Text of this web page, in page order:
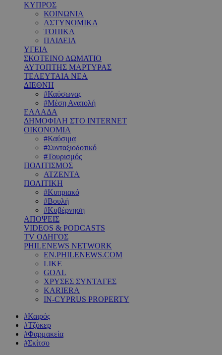
ΚΥΠΡΟΣ
ΚΟΙΝΩΝΙΑ
ΑΣΤΥΝΟΜΙΚΑ
ΤΟΠΙΚΑ
ΠΑΙΔΕΙΑ
ΥΓΕΙΑ
ΣΚΟΤΕΙΝΟ ΔΩΜΑΤΙΟ
ΑΥΤΟΠΤΗΣ ΜΑΡΤΥΡΑΣ
ΤΕΛΕΥΤΑΙΑ ΝΕΑ
ΔΙΕΘΝΗ
#Καύσωνας
#Μέση Ανατολή
ΕΛΛΑΔΑ
ΔΗΜΟΦΙΛΗ ΣΤΟ INTERNET
ΟΙΚΟΝΟΜΙΑ
#Καύσιμα
#Συνταξιοδοτικό
#Τουρισμός
ΠΟΛΙΤΙΣΜΟΣ
ΑΤΖΕΝΤΑ
ΠΟΛΙΤΙΚΗ
#Κυπριακό
#Βουλή
#Κυβέρνηση
ΑΠΟΨΕΙΣ
VIDEOS & PODCASTS
TV ΟΔΗΓΟΣ
PHILENEWS NETWORK
EN.PHILENEWS.COM
LIKE
GOAL
ΧΡΥΣΕΣ ΣΥΝΤΑΓΕΣ
KARIERA
IN-CYPRUS PROPERTY
#Καιρός
#Τζόκερ
#Φαρμακεία
#Σκίτσο